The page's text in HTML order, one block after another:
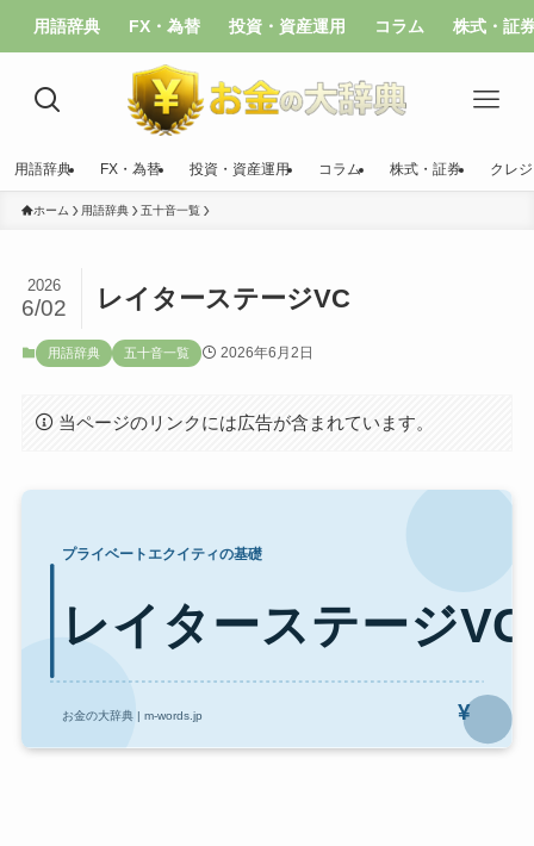
用語辞典 FX・為替 投資・資産運用 コラム 株式・証
用語辞典 FX・為替 投資・資産運用 コラム 株式・証券 クレ
ホーム 用語辞典 五十音一覧
レイターステージVC
2026
6/02
用語辞典 五十音一覧 2026年6月2日
当ページのリンクには広告が含まれています。